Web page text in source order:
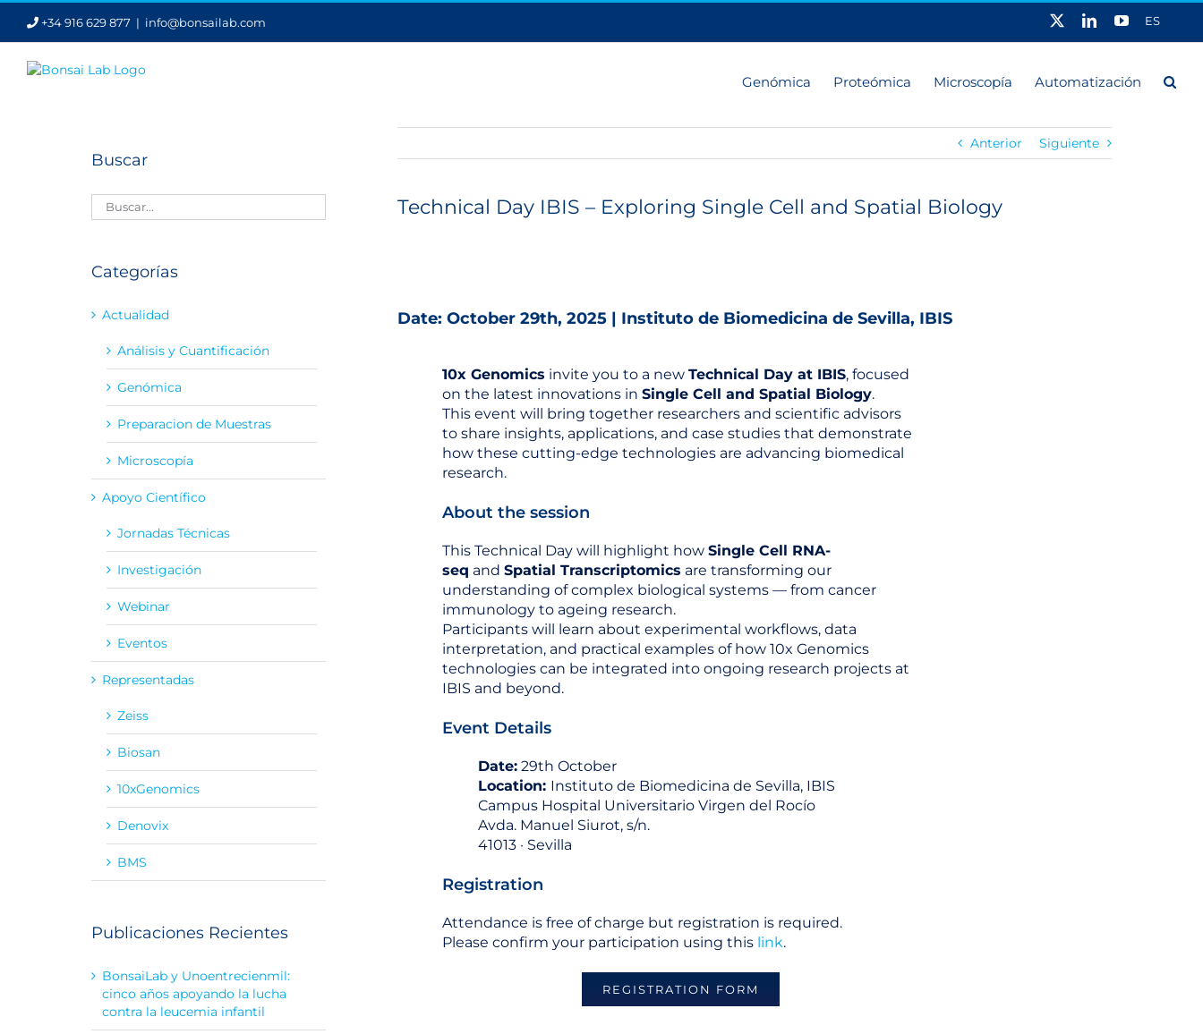
Saltar
contenido
+34 916 629 877 | info@bonsailab.com ES
LinkedInYouTube
Genómica Proteómica Microscopía Automatización
Anterior Siguiente
más
Technical Day IBIS – Exploring Single Cell and Spatial Biology
Date: October 29th, 2025 | Instituto de Biomedicina de Sevilla, IBIS
10x Genomics invite you to a newTechnical Day at IBIS, focused
on the latest innovations inSingle Cell and Spatial Biology.
This event will bring together researchers and scientific advisors
to share insights, applications, and case studies that demonstrate
how these cutting-edge technologies are advancing biomedical
research.
About the session
This Technical Day will highlight howSingle Cell RNA-
seq andSpatial Transcriptomics are transforming our
understanding of complex biological systems — from cancer
immunology to ageing research.
Participants will learn about experimental workflows, data
interpretation, and practical examples of how 10x Genomics
technologies can be integrated into ongoing research projects at
IBIS and beyond.
Event Details
Date: 29th October
Location: Instituto de Biomedicina de Sevilla, IBIS
Campus Hospital Universitario Virgen del Rocío
Avda. Manuel Siurot, s/n.
41013 · Sevilla
Registration
Attendance is free of charge but registration is required.
Please confirm your participation using this link.
REGISTRATION FORM
Buscar
Categorías
Actualidad
Análisis y Cuantificación
Genómica
Preparacion de Muestras
Microscopía
Apoyo Científico
Jornadas Técnicas
Investigación
Webinar
Eventos
Representadas
Zeiss
Biosan
10xGenomics
Denovix
BMS
Publicaciones Recientes
BonsaiLab y Unoentrecienmil:
cinco años apoyando la lucha
contra la leucemia infantil